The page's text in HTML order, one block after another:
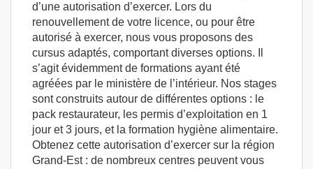
d’une autorisation d’exercer. Lors du
renouvellement de votre licence, ou pour être
autorisé à exercer, nous vous proposons des
cursus adaptés, comportant diverses options. Il
s’agit évidemment de formations ayant été
agréées par le ministère de l’intérieur. Nos stages
sont construits autour de différentes options : le
pack restaurateur, les permis d’exploitation en 1
jour et 3 jours, et la formation hygiène alimentaire.
Obtenez cette autorisation d’exercer sur la région
Grand-Est : de nombreux centres peuvent vous